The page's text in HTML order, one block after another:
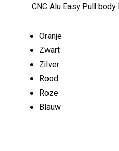
CNC Alu Easy Pull
Oranje
Zwart
Zilver
Rood
Roze
Blauw